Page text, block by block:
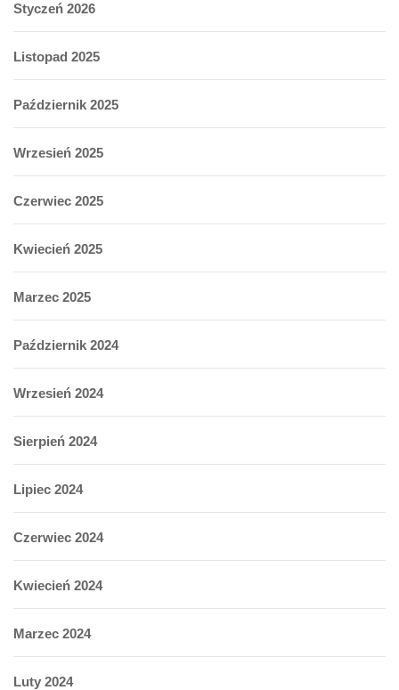
Styczeń 2026
Listopad 2025
Październik 2025
Wrzesień 2025
Czerwiec 2025
Kwiecień 2025
Marzec 2025
Październik 2024
Wrzesień 2024
Sierpień 2024
Lipiec 2024
Czerwiec 2024
Kwiecień 2024
Marzec 2024
Luty 2024